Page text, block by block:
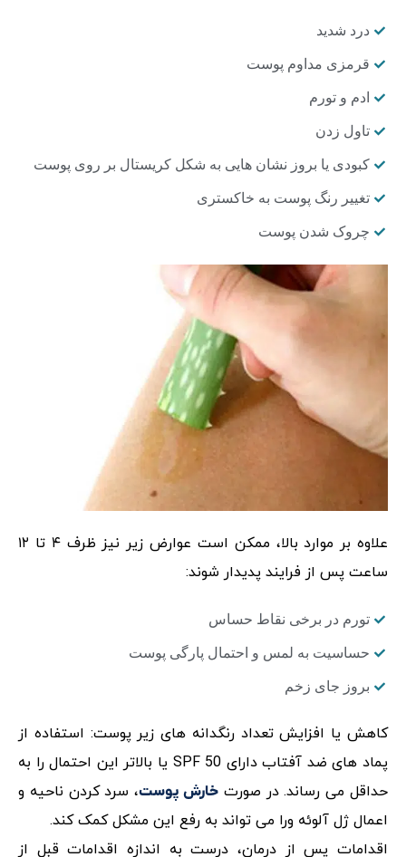
درد شدید
قرمزی مداوم پوست
ادم و تورم
تاول زدن
کبودی یا بروز نشان هایی به شکل کریستال بر روی پوست
تغییر رنگ پوست به خاکستری
چروک شدن پوست
علاوه بر موارد بالا، ممکن است عوارض زیر نیز ظرف ۴ تا ۱۲
ساعت پس از فرایند پدیدار شوند:
تورم در برخی نقاط حساس
حساسیت به لمس و احتمال پارگی پوست
بروز جای زخم
کاهش یا افزایش تعداد رنگدانه های زیر پوست: استفاده از
پماد های ضد آفتاب دارای SPF 50 یا بالاتر این احتمال را به
حداقل می رساند. در صورت خارش پوست، سرد کردن ناحیه و
اعمال ژل آلوئه ورا می تواند به رفع این مشکل کمک کند.
اقدامات پس از درمان، درست به اندازه اقدامات قبل از